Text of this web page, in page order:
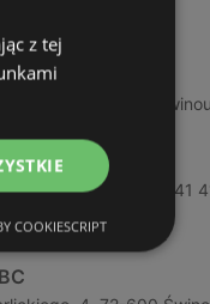
9, 72-600
Bohaterów Września 41
z tej
COOKIESCRIPT